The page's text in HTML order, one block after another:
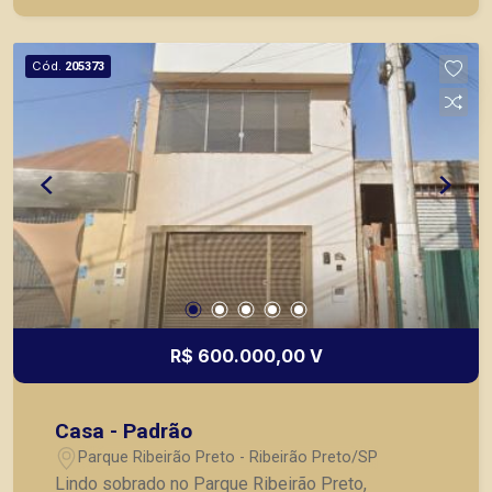
lançamentos da cidade de Ribeirão Preto.
Cód. 205373
R$ 600.000,00 V
Casa - Padrão
Parque Ribeirão Preto - Ribeirão Preto/SP
Lindo sobrado no Parque Ribeirão Preto,